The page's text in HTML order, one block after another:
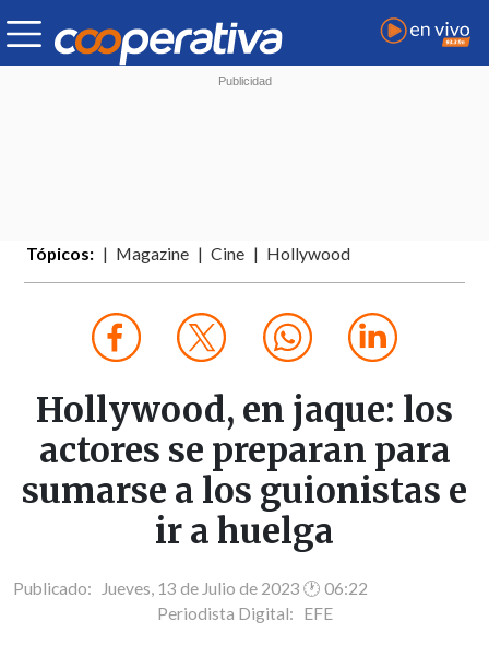
Tópicos: Magazine Cine Hollywood
Hollywood, en jaque: los
actores se preparan para
sumarse a los guionistas e
ir a huelga
Publicado: Jueves, 13 de Julio de 2023 🕐 06:22
Periodista Digital: EFE